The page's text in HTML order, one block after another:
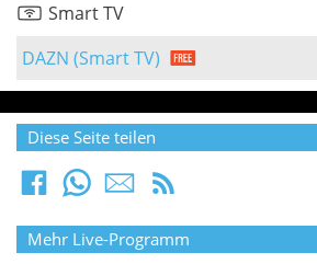
Smart TV
DAZN (Smart TV)
Diese Seite teilen
Mehr Live-Programm